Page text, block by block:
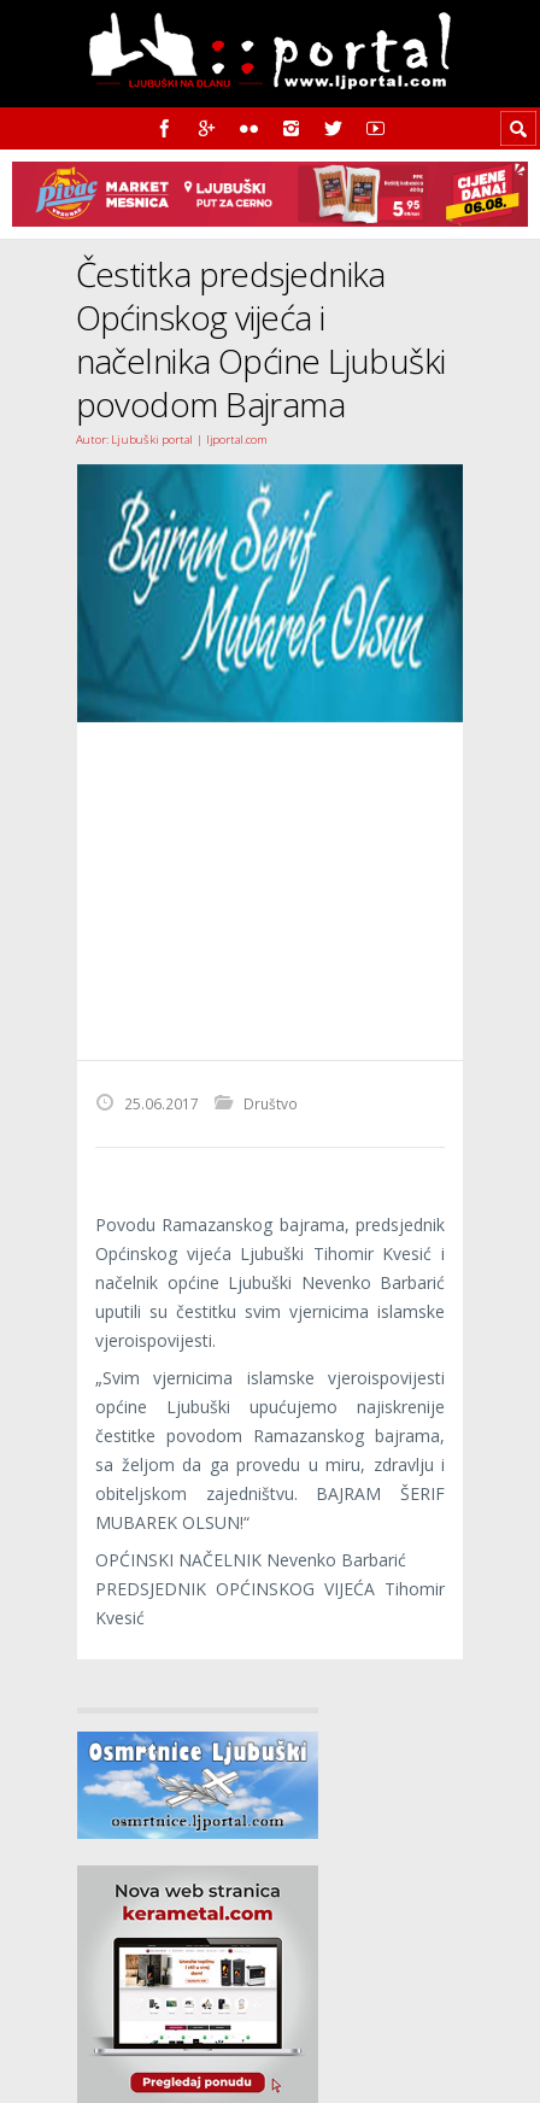
Čestitka predsjednika
Općinskog vijeća i
načelnika Općine Ljubuški
povodom Bajrama
Autor: Ljubuški portal | ljportal.com
25.06.2017 Društvo
Povodu Ramazanskog bajrama, predsjednik
Općinskog vijeća Ljubuški Tihomir Kvesić i
načelnik općine Ljubuški Nevenko Barbarić
uputili su čestitku svim vjernicima islamske
vjeroispovijesti.
„Svim vjernicima islamske vjeroispovijesti
općine Ljubuški upućujemo najiskrenije
čestitke povodom Ramazanskog bajrama,
sa željom da ga provedu u miru, zdravlju i
obiteljskom zajedništvu. BAJRAM ŠERIF
MUBAREK OLSUN!“
OPĆINSKI NAČELNIK Nevenko Barbarić
PREDSJEDNIK OPĆINSKOG VIJEĆA Tihomir
Kvesić